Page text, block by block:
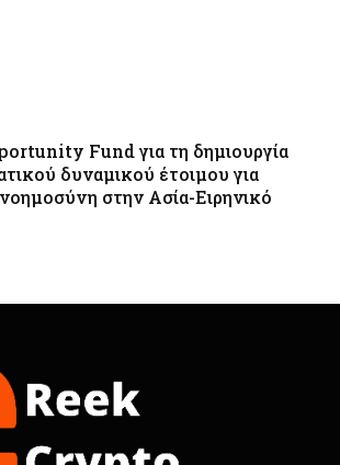
Fund για τη δημιουργία
δυναμικού έτοιμου για
στην Ασία-Ειρηνικό